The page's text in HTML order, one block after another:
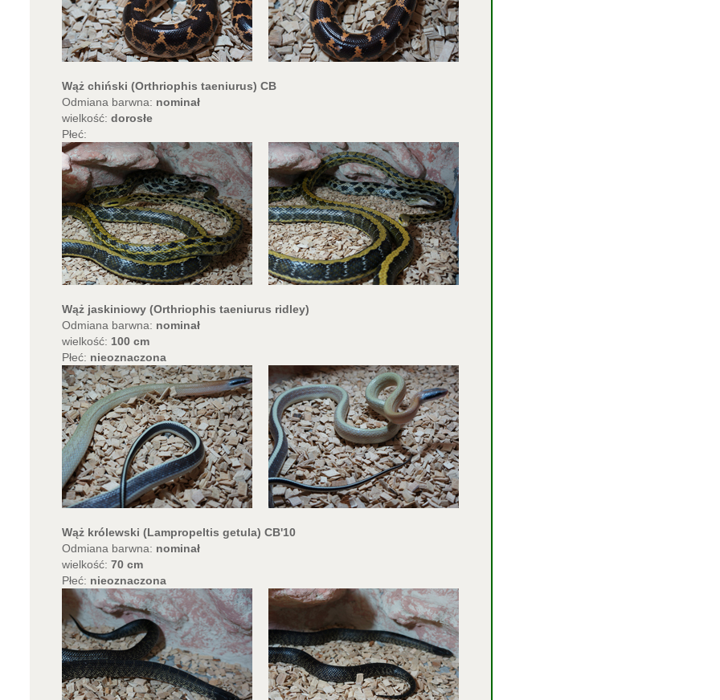
Wąż chiński (Orthriophis taeniurus) CB
Odmiana barwna: nominał
wielkość: dorosłe
Płeć:
Wąż jaskiniowy (Orthriophis taeniurus ridley)
Odmiana barwna: nominał
wielkość: 100 cm
Płeć: nieoznaczona
Wąż królewski (Lampropeltis getula) CB'10
Odmiana barwna: nominał
wielkość: 70 cm
Płeć: nieoznaczona